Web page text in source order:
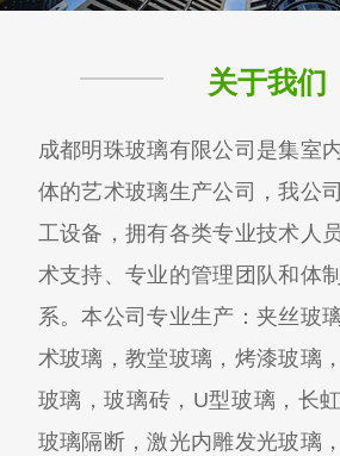
关于我们
成都明珠玻璃有限公司是集室
体的艺术玻璃生产公司，我公
工设备，拥有各类专业技术人
术支持、专业的管理团队和体
系。本公司专业生产：夹丝玻
术玻璃，教堂玻璃，烤漆玻璃
玻璃，玻璃砖，U型玻璃，长
玻璃隔断，激光内雕发光玻璃